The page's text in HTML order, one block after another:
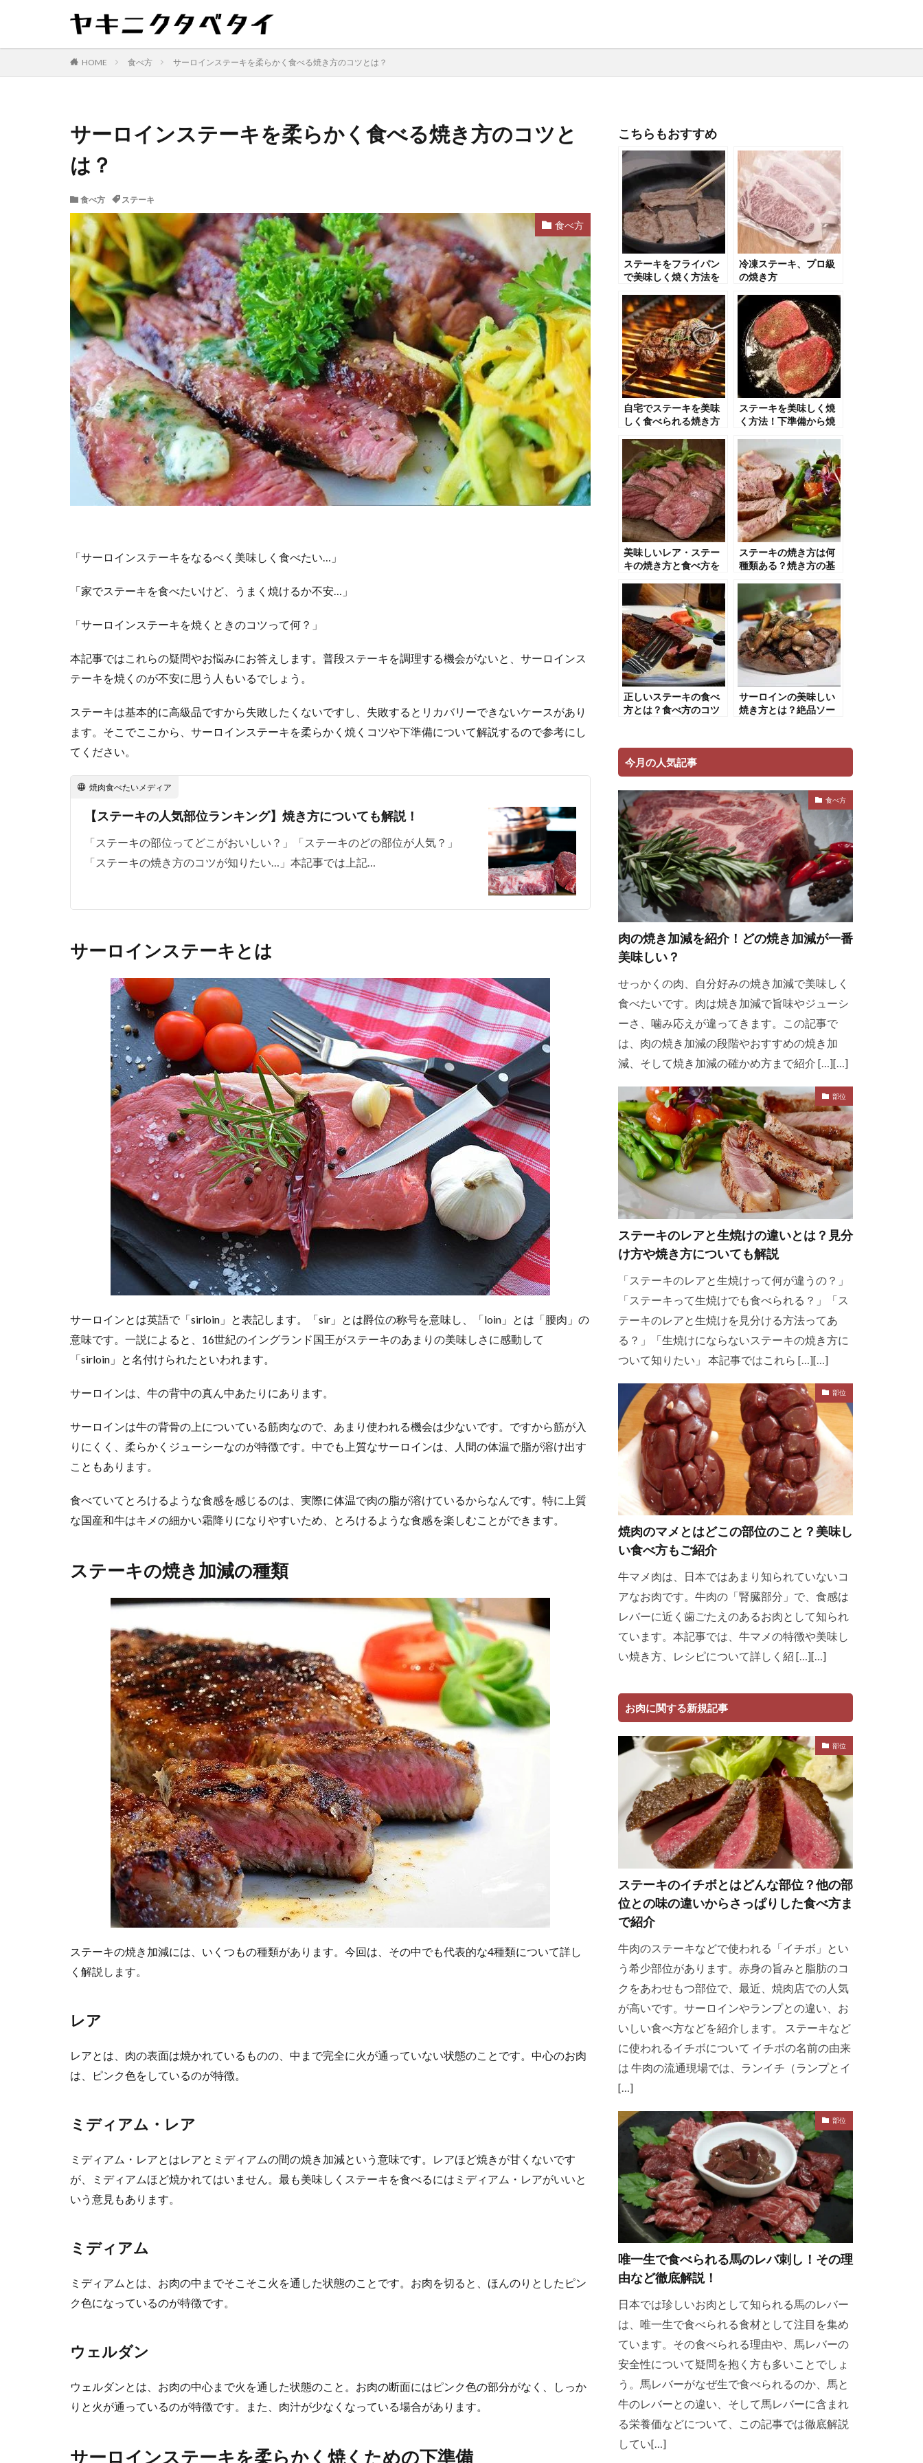
HOME 食べ方 サーロインステーキを柔らかく食べる焼き方のコツとは？
サーロインステーキを柔らかく食べる焼き方のコツと
は？
食べ方 ステーキ
食べ方
「サーロインステーキをなるべく美味しく食べたい…」
「家でステーキを食べたいけど、うまく焼けるか不安…」
「サーロインステーキを焼くときのコツって何？」
本記事ではこれらの疑問やお悩みにお答えします。普段ステーキを調理する機会がないと、サーロインス
テーキを焼くのが不安に思う人もいるでしょう。
ステーキは基本的に高級品ですから失敗したくないですし、失敗するとリカバリーできないケースがあり
ます。そこでここから、サーロインステーキを柔らかく焼くコツや下準備について解説するので参考にし
てください。
焼肉食べたいメディア
【ステーキの人気部位ランキング】焼き方についても解説！
「ステーキの部位ってどこがおいしい？」「ステーキのどの部位が人気？」
「ステーキの焼き方のコツが知りたい…」本記事では上記…
サーロインステーキとは
サーロインとは英語で「sirloin」と表記します。「sir」とは爵位の称号を意味し、「loin」とは「腰肉」の
意味です。一説によると、16世紀のイングランド国王がステーキのあまりの美味しさに感動して
「sirloin」と名付けられたといわれます。
サーロインは、牛の背中の真ん中あたりにあります。
サーロインは牛の背骨の上についている筋肉なので、あまり使われる機会は少ないです。ですから筋が入
りにくく、柔らかくジューシーなのが特徴です。中でも上質なサーロインは、人間の体温で脂が溶け出す
こともあります。
食べていてとろけるような食感を感じるのは、実際に体温で肉の脂が溶けているからなんです。特に上質
な国産和牛はキメの細かい霜降りになりやすいため、とろけるような食感を楽しむことができます。
ステーキの焼き加減の種類
ステーキの焼き加減には、いくつもの種類があります。今回は、その中でも代表的な4種類について詳し
く解説します。
レア
レアとは、肉の表面は焼かれているものの、中まで完全に火が通っていない状態のことです。中心のお肉
は、ピンク色をしているのが特徴。
ミディアム・レア
ミディアム・レアとはレアとミディアムの間の焼き加減という意味です。レアほど焼きが甘くないです
が、ミディアムほど焼かれてはいません。最も美味しくステーキを食べるにはミディアム・レアがいいと
いう意見もあります。
ミディアム
ミディアムとは、お肉の中までそこそこ火を通した状態のことです。お肉を切ると、ほんのりとしたピン
ク色になっているのが特徴です。
ウェルダン
ウェルダンとは、お肉の中心まで火を通した状態のこと。お肉の断面にはピンク色の部分がなく、しっか
りと火が通っているのが特徴です。また、肉汁が少なくなっている場合があります。
サーロインステーキを柔らかく焼くための下準備
こちらもおすすめ
ステーキをフライパン
で美味しく焼く方法を
ミホイルを使った焼き
方も紹介
冷凍ステーキ、プロ級
の焼き方
自宅でステーキを美味
しく食べられる焼き方
ステーキを美味しく焼
く方法！下準備から焼
しく紹介！
美味しいレア・ステー
キの焼き方と食べ方を
ステーキの焼き方は何
種類ある？焼き方の基
正しいステーキの食べ
方とは？食べ方のコツ
サーロインの美味しい
焼き方とは？絶品ソー
今月の人気記事
食べ方
肉の焼き加減を紹介！どの焼き加減が一番
美味しい？
せっかくの肉、自分好みの焼き加減で美味しく
食べたいです。肉は焼き加減で旨味やジューシ
ーさ、噛み応えが違ってきます。この記事で
は、肉の焼き加減の段階やおすすめの焼き加
減、そして焼き加減の確かめ方まで紹介 […][…]
部位
ステーキのレアと生焼けの違いとは？見分
け方や焼き方についても解説
「ステーキのレアと生焼けって何が違うの？」
「ステーキって生焼けでも食べられる？」「ス
テーキのレアと生焼けを見分ける方法ってあ
る？」「生焼けにならないステーキの焼き方に
ついて知りたい」 本記事ではこれら […][…]
部位
焼肉のマメとはどこの部位のこと？美味し
い食べ方もご紹介
牛マメ肉は、日本ではあまり知られていないコ
アなお肉です。牛肉の「腎臓部分」で、食感は
レバーに近く歯ごたえのあるお肉として知られ
ています。本記事では、牛マメの特徴や美味し
い焼き方、レシピについて詳しく紹 […][…]
お肉に関する新規記事
部位
ステーキのイチボとはどんな部位？他の部
位との味の違いからさっぱりした食べ方ま
で紹介
牛肉のステーキなどで使われる「イチボ」とい
う希少部位があります。赤身の旨みと脂肪のコ
クをあわせもつ部位で、最近、焼肉店での人気
が高いです。サーロインやランプとの違い、お
いしい食べ方などを紹介します。 ステーキなど
に使われるイチボについて イチボの名前の由来
は 牛肉の流通現場では、ランイチ（ランプとイ
[…]
部位
唯一生で食べられる馬のレバ刺し！その理
由など徹底解説！
日本では珍しいお肉として知られる馬のレバー
は、唯一生で食べられる食材として注目を集め
ています。その食べられる理由や、馬レバーの
安全性について疑問を抱く方も多いことでしょ
う。馬レバーがなぜ生で食べられるのか、馬と
牛のレバーとの違い、そして馬レバーに含まれ
る栄養価などについて、この記事では徹底解説
してい[…]